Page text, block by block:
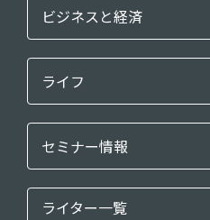
ビジネスと経済
ライフ
セミナー情報
ライター一覧